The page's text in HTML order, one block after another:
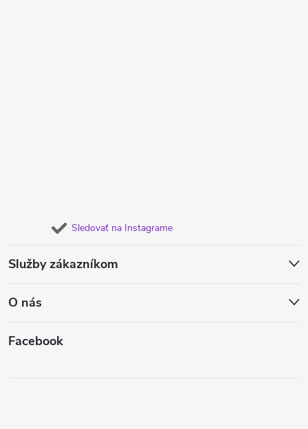
Sledovať na Instagrame
Služby zákazníkom
O nás
Facebook